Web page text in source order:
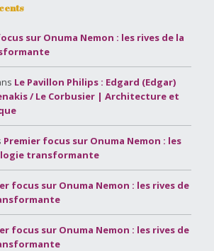
sur Onuma Nemon : les rives de la
Le Pavillon Philips : Edgard (Edgar)
/ Le Corbusier | Architecture et
Premier focus sur Onuma Nemon : les
transformante
focus sur Onuma Nemon : les rives de
focus sur Onuma Nemon : les rives de